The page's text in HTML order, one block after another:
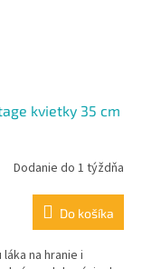
kvietky 35 cm
Dodanie do 1 týždňa
Do košíka
na hranie i